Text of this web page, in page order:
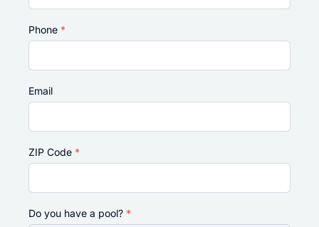
Phone *
Email
ZIP Code *
Do you have a pool? *